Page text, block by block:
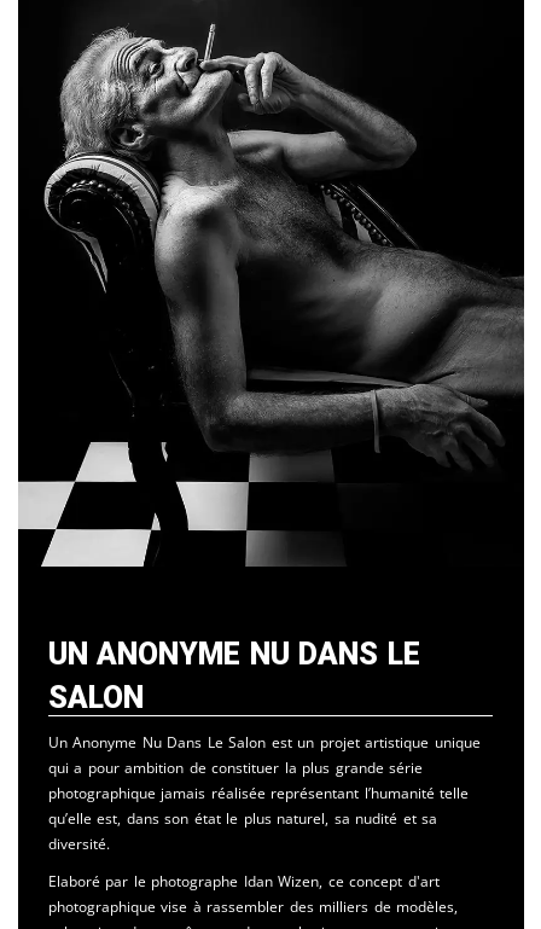
Un Anonyme Nu Dans Le
Salon
Un Anonyme Nu Dans Le Salon est un projet artistique unique
qui a pour ambition de constituer la plus grande série
photographique jamais réalisée représentant l’humanité telle
qu’elle est, dans son état le plus naturel, sa nudité et sa
diversité.
Elaboré par le photographe Idan Wizen, ce concept d'art
photographique vise à rassembler des milliers de modèles,